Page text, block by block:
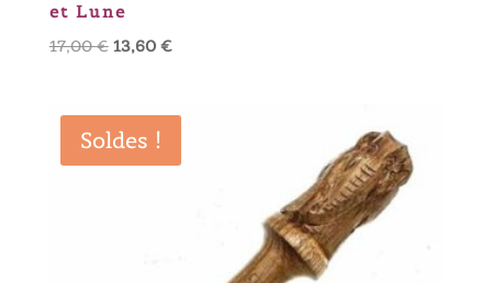
et Lune
17,00€ Le
était :
17,00 €.
13,60 €Le
est :
Soldes !